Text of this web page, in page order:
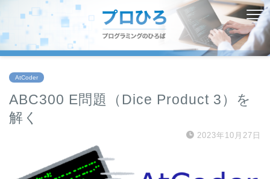
AtCoder
ABC300 E問題（Dice Product 3）を
解く
2023年10月27日